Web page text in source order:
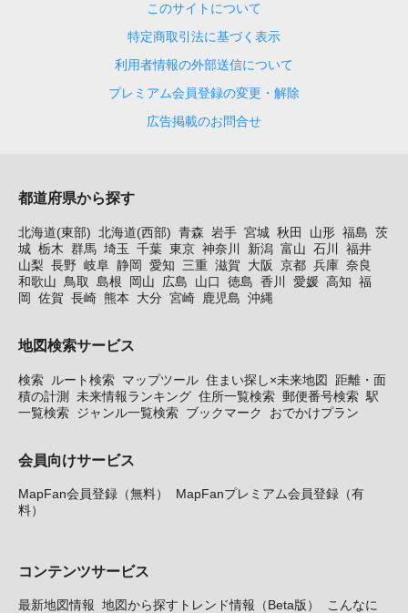
このサイトについて
特定商取引法に基づく表示
利用者情報の外部送信について
プレミアム会員登録の変更・解除
広告掲載のお問合せ
都道府県から探す
北海道(東部) 北海道(西部) 青森 岩手 宮城 秋田 山形 福島 茨
城 栃木 群馬 埼玉 千葉 東京 神奈川 新潟 富山 石川
福井
山梨 長野 岐阜 静岡 愛知 三重 滋賀 大阪 京都 兵庫 奈良
和歌山
鳥取 島根 岡山 広島 山口 徳島 香川 愛媛 高知 福
岡
佐賀 長崎 熊本 大分 宮崎 鹿児島 沖縄
地図検索サービス
検索 ルート検索 マップツール 住まい探し×未来地図
距離・面
積の計測 未来情報ランキング 住所一覧検索 郵便番号検索 駅
一覧検索 ジャンル一覧検索 ブックマーク おでかけプラン
会員向けサービス
MapFan会員登録（無料）
MapFanプレミアム会員登録（有
料）
コンテンツサービス
最新地図情報 地図から探すトレンド情報（Beta版）
こんなに